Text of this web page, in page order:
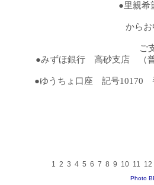
●里親希
から
ご
●みずほ銀行 高砂支店 （
●ゆうちょ口座 記号10170
1 2 3 4 5 6 7 8 9 10 11 12
Photo